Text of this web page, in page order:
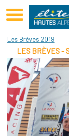
Les Brèves 2019
LES BRÈVES -